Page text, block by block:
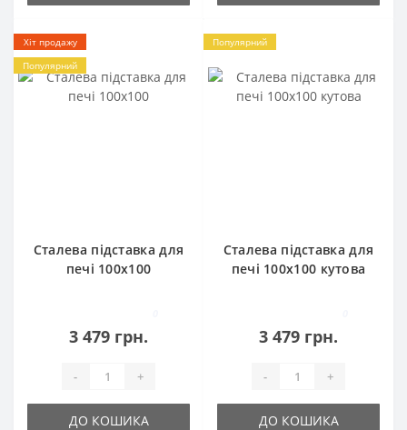
Хіт продажу
Популярний
Сталева підставка для
печі 100х100
3 479 грн.
- +
ДО КОШИКА
Популярний
Сталева підставка для
печі 100х100 кутова
3 479 грн.
- +
ДО КОШИКА